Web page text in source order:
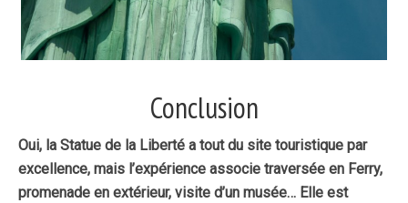
Conclusion
Oui, la Statue de la Liberté a tout du site touristique par
excellence, mais l’expérience associe traversée en Ferry,
promenade en extérieur, visite d’un musée… Elle est